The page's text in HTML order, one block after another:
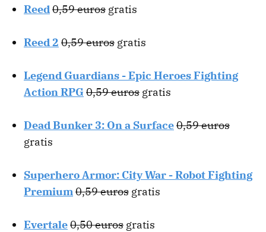
Reed0,59 euros gratis
Reed 2 0,59 euros gratis
Legend Guardians - Epic Heroes Fighting
Action RPG 0,59 euros gratis
Dead Bunker 3: On a Surface0,59 euros
gratis
Superhero Armor: City War - Robot Fighting
Premium0,59 euros gratis
Evertale0,50 euros gratis